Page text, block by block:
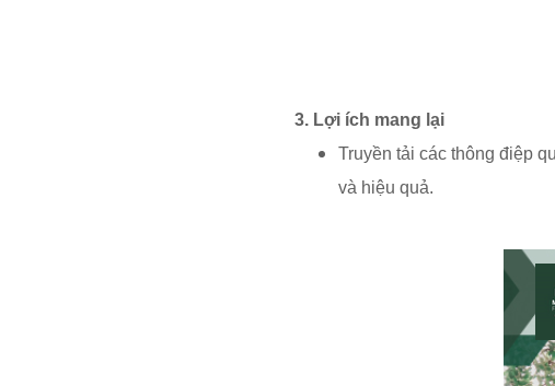
3. Lợi ích mang lại
Truyền tải các thông điệp
và hiệu quả.